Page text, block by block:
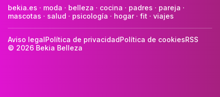
bekia.es · moda · belleza · cocina · padres · pareja ·
mascotas · salud · psicología · hogar· fit · viajes
Aviso legalPolítica de privacidadPolítica de cookiesRSS
© 2026 Bekia Belleza